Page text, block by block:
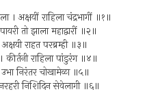
अक्षयीं राहिला चंद्रभागीं ॥१॥
तो झाला महाद्वारीं ॥२॥
राहत परब्रम्ही ॥३॥
राहिला पांडुरंग ॥४॥
निरंतर चोखामेळा ॥५॥
निशिदिन सेवेलागी ॥६॥